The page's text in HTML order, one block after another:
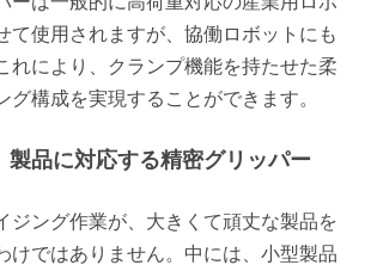
て使用されますが、協働ロボットにも
れにより、クランプ機能を持たせた柔
グ構成を実現することができます。
製品に対応する精密グリッパー
ジング作業が、大きくて頑丈な製品を
けではありません。中には、小型製品